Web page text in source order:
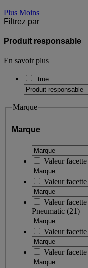
Plus Moins
Filtrez par
Produit responsable
En savoir plus
Marque
Marque
Valeur facette
Valeur facette
Valeur facette
Pneumatic (21)
Valeur facette
Valeur facette